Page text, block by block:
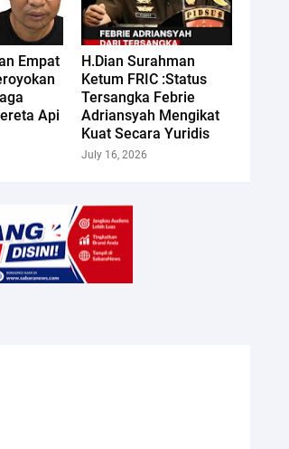
Empat
Api
H.Dian Surahman
Ketum FRIC :Status
Tersangka Febrie
Adriansyah Mengikat
Kuat Secara Yuridis
July 16, 2026